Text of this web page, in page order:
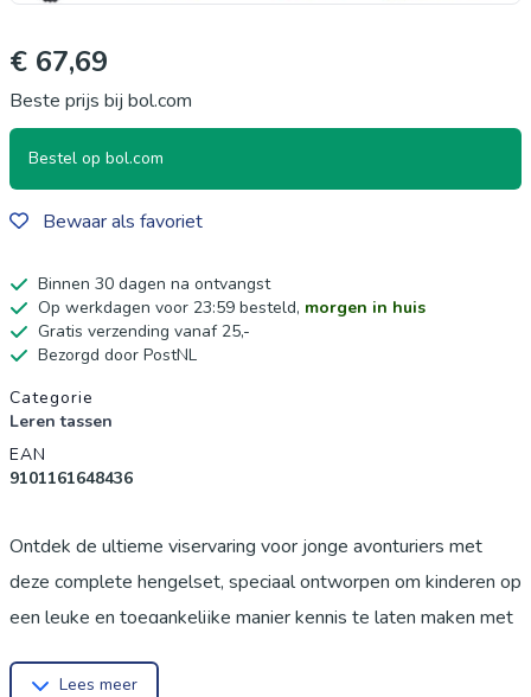
€ 67,69
Beste prijs bij bol.com
Bestel op bol.com
Bewaar als favoriet
Binnen 30 dagen na ontvangst
Op werkdagen voor 23:59 besteld, morgen in huis
Gratis verzending vanaf 25,-
Bezorgd door PostNL
Productgegevens
Categorie
Leren tassen
EAN
9101161648436
Ontdek de ultieme viservaring voor jonge avonturiers met
deze complete hengelset, speciaal ontworpen om kinderen op
een leuke en toegankelijke manier kennis te laten maken met
kind dat droomt van het vangen van zijn eerste vis, en biedt
Lees meer